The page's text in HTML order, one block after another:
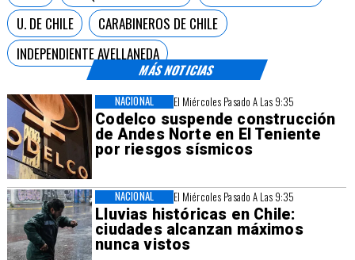
MÁS NOTICIAS
El Miércoles Pasado A Las 9:35
Codelco suspende construcción
de Andes Norte en El Teniente
por riesgos sísmicos
NACIONAL
El Miércoles Pasado A Las 9:35
Lluvias históricas en Chile:
ciudades alcanzan máximos
nunca vistos
NACIONAL
U. DE CHILE
CARABINEROS DE CHILE
INDEPENDIENTE AVELLANEDA